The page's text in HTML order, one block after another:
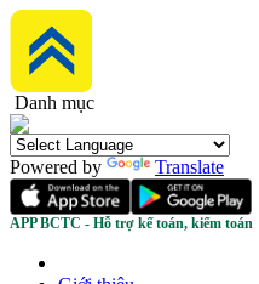
Danh mục
Powered by Translate
APP BCTC - Hỗ trợ kế toán, kiểm toán